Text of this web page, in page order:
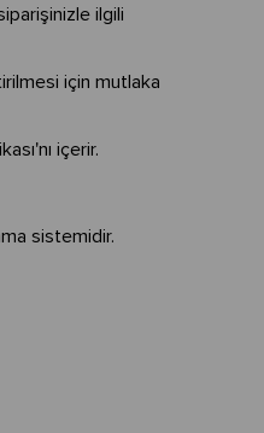
ilgili
için mutlaka
içerir.
sistemidir.